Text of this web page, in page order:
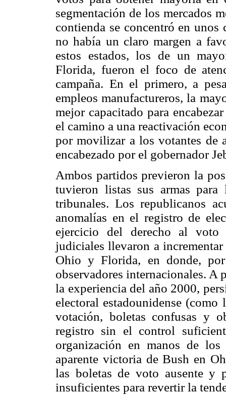
segmentación de los mercados
contienda se concentró en
no había un claro margen a
estos estados, los de un
Florida, fueron el foco de
campaña. En el primero, a
empleos manufactureros, la
mejor capacitado para
el camino a una reactivación
por movilizar a los votantes de
encabezado por el gobernador
Ambos partidos previeron la
tuvieron listas sus armas
tribunales. Los republicanos
anomalías en el registro de
ejercicio del derecho al voto
judiciales llevaron a
Ohio y Florida, en donde,
observadores internacionales. A
la experiencia del año 2000,
electoral estadounidense
votación, boletas confusas y
registro sin el control
organización en manos de
aparente victoria de Bush en
las boletas de voto ausente y
insuficientes para revertir la